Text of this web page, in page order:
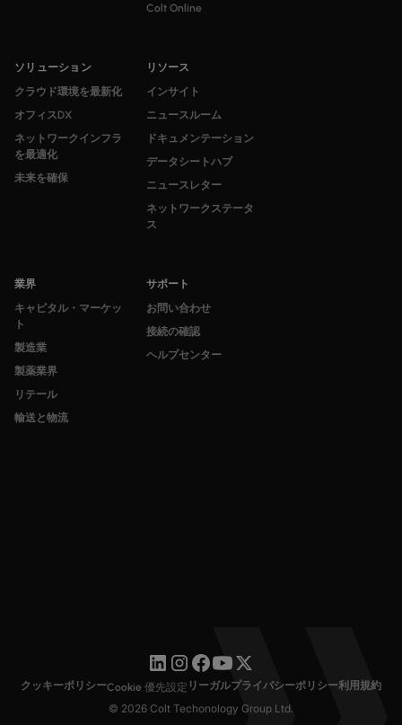
ソリューション
クラウド環境を最新化
オフィスDX
ネットワークインフラ
を最適化
未来を確保
業界
キャピタル・マーケッ
ト
製造業
製薬業界
リテール
輸送と物流
リソース
インサイト
ニュースルーム
ドキュメンテーション
データシートハブ
ニュースレター
ネットワークステータ
ス
Colt Online
サポート
お問い合わせ
接続の確認
ヘルプセンター
© 2026 Colt Techonology Group Ltd.
クッキーポリシーCookie 優先設定 リーガルプライバシーポリシー利用規約